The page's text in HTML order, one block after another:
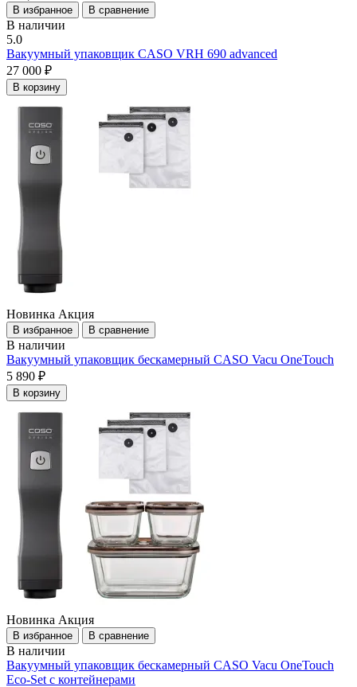
В избранное В сравнение
В наличии
5.0
Вакуумный упаковщик CASO VRH 690 advanced
27 000 ₽
В корзину
Новинка Акция
В избранное В сравнение
В наличии
Вакуумный упаковщик бескамерный CASO Vacu OneTouch
5 890 ₽
В корзину
Новинка Акция
В избранное В сравнение
В наличии
Вакуумный упаковщик бескамерный CASO Vacu OneTouch
Eco-Set с контейнерами